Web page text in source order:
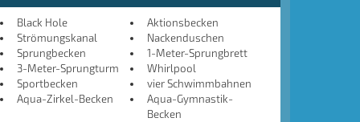
Black Hole
Aktionsbecken
Strömungskanal
Nackenduschen
Sprungbecken
1-Meter-Sprungbrett
3-Meter-Sprungturm
Whirlpool
Sportbecken
vier Schwimmbahnen
Aqua-Zirkel-Becken
Aqua-Gymnastik-
Becken